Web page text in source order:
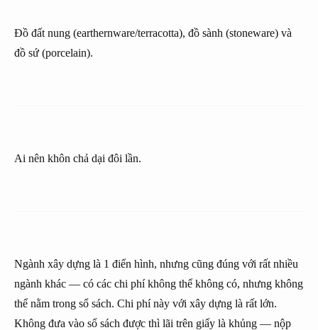
Đồ đất nung (earthernware/terracotta), đồ sành (stoneware) và
đồ sứ (porcelain).
Ai nên khôn chả dại đôi lần.
Ngành xây dựng là 1 điển hình, nhưng cũng đúng với rất nhiều
ngành khác — có các chi phí không thể không có, nhưng không
thể nằm trong sổ sách. Chi phí này với xây dựng là rất lớn.
Không đưa vào sổ sách được thì lãi trên giấy là khủng — nộp